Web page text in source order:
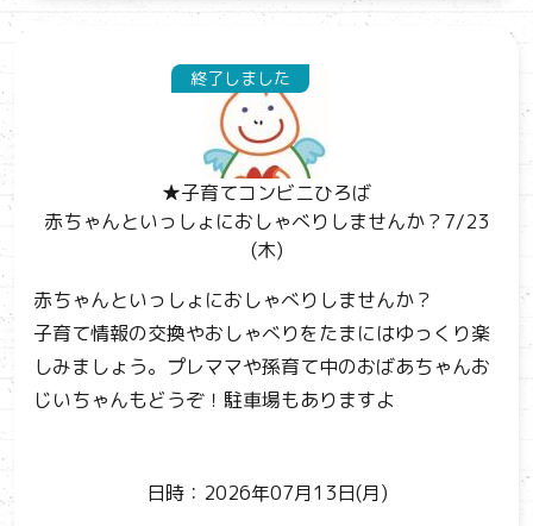
終了しました
★子育てコンビニひろば
赤ちゃんといっしょにおしゃべりしませんか？7/23
(木)
赤ちゃんといっしょにおしゃべりしませんか？
子育て情報の交換やおしゃべりをたまにはゆっくり楽
しみましょう。プレママや孫育て中のおばあちゃんお
じいちゃんもどうぞ！駐車場もありますよ
日時：2026年07月13日(月)